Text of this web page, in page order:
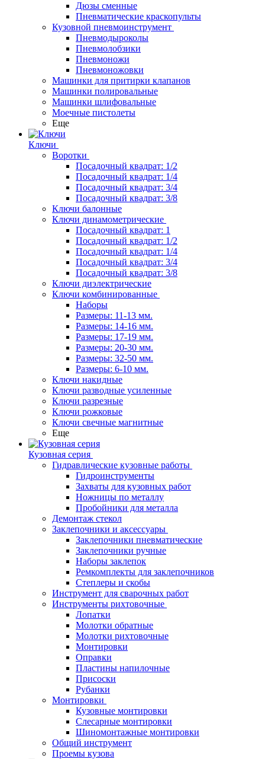
Дюзы сменные
Пневматические краскопульты
Кузовной пневмоинструмент
Пневмодыроколы
Пневмолобзики
Пневмоножи
Пневмоножовки
Машинки для притирки клапанов
Машинки полировальные
Машинки шлифовальные
Моечные пистолеты
Еще
Ключи
Воротки
Посадочный квадрат: 1/2
Посадочный квадрат: 1/4
Посадочный квадрат: 3/4
Посадочный квадрат: 3/8
Ключи балонные
Ключи динамометрические
Посадочный квадрат: 1
Посадочный квадрат: 1/2
Посадочный квадрат: 1/4
Посадочный квадрат: 3/4
Посадочный квадрат: 3/8
Ключи диэлектрические
Ключи комбинированные
Наборы
Размеры: 11-13 мм.
Размеры: 14-16 мм.
Размеры: 17-19 мм.
Размеры: 20-30 мм.
Размеры: 32-50 мм.
Размеры: 6-10 мм.
Ключи накидные
Ключи разводные усиленные
Ключи разрезные
Ключи рожковые
Ключи свечные магнитные
Еще
Кузовная серия
Гидравлические кузовные работы
Гидроинструменты
Захваты для кузовных работ
Ножницы по металлу
Пробойники для металла
Демонтаж стекол
Заклепочники и аксессуары
Заклепочники пневматические
Заклепочники ручные
Наборы заклепок
Ремкомплекты для заклепочников
Степлеры и скобы
Инструмент для сварочных работ
Инструменты рихтовочные
Лопатки
Молотки обратные
Молотки рихтовочные
Монтировки
Оправки
Пластины напилочные
Присоски
Рубанки
Монтировки
Кузовные монтировки
Слесарные монтировки
Шиномонтажные монтировки
Общий инструмент
Проемы кузова